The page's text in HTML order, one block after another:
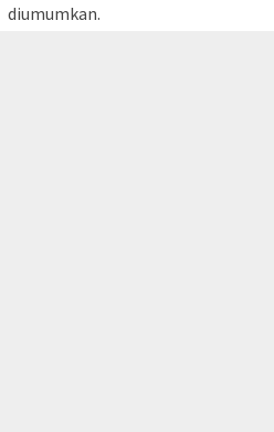
diumumkan.